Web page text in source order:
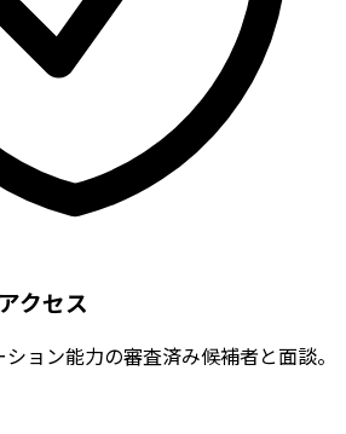
クセス
ョン能力の審査済み候補者と面談。